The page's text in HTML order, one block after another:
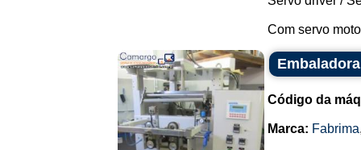
Com servo
Código da
Marca: Fabrima